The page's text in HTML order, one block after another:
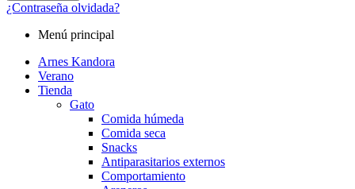
¿Contraseña olvidada?
Menú principal
Arnes Kandora
Verano
Tienda
Gato
Comida húmeda
Comida seca
Snacks
Antiparasitarios externos
Comportamiento